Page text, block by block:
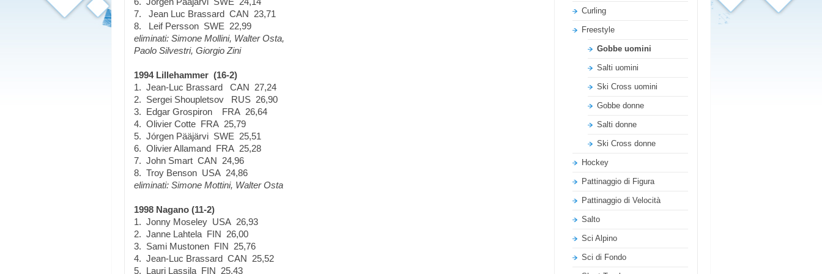
7. Jean Luc Brassard CAN 23,71
8. Leif Persson SWE 22,99
eliminati: Simone Mollini, Walter Osta,
Paolo Silvestri, Giorgio Zini
1994 Lillehammer (16-2)
1. Jean-Luc Brassard CAN 27,24
2. Sergei Shoupletsov RUS 26,90
3. Edgar Grospiron FRA 26,64
4. Olivier Cotte FRA 25,79
5. Jórgen Pääjärvi SWE 25,51
6. Olivier Allamand FRA 25,28
7. John Smart CAN 24,96
8. Troy Benson USA 24,86
eliminati: Simone Mottini, Walter Osta
1998 Nagano (11-2)
1. Jonny Moseley USA 26,93
2. Janne Lahtela FIN 26,00
3. Sami Mustonen FIN 25,76
4. Jean-Luc Brassard CAN 25,52
5. Lauri Lassila FIN 25,43
Curling
Freestyle
Gobbe uomini
Salti uomini
Ski Cross uomini
Gobbe donne
Salti donne
Ski Cross donne
Hockey
Pattinaggio di Figura
Pattinaggio di Velocità
Salto
Sci Alpino
Sci di Fondo